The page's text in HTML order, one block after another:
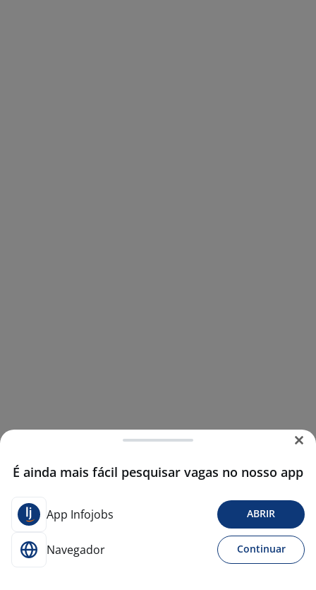
É ainda mais fácil pesquisar vagas no nosso app
App Infojobs ABRIR
Navegador Continuar